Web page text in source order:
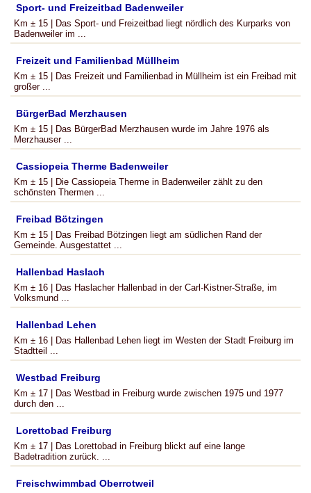
Sport- und Freizeitbad Badenweiler
Km ± 15 | Das Sport- und Freizeitbad liegt nördlich des Kurparks von
Badenweiler im ...
Freizeit und Familienbad Müllheim
Km ± 15 | Das Freizeit und Familienbad in Müllheim ist ein Freibad mit
großer ...
BürgerBad Merzhausen
Km ± 15 | Das BürgerBad Merzhausen wurde im Jahre 1976 als
Merzhauser ...
Cassiopeia Therme Badenweiler
Km ± 15 | Die Cassiopeia Therme in Badenweiler zählt zu den
schönsten Thermen ...
Freibad Bötzingen
Km ± 15 | Das Freibad Bötzingen liegt am südlichen Rand der
Gemeinde. Ausgestattet ...
Hallenbad Haslach
Km ± 16 | Das Haslacher Hallenbad in der Carl-Kistner-Straße, im
Volksmund ...
Hallenbad Lehen
Km ± 16 | Das Hallenbad Lehen liegt im Westen der Stadt Freiburg im
Stadtteil ...
Westbad Freiburg
Km ± 17 | Das Westbad in Freiburg wurde zwischen 1975 und 1977
durch den ...
Lorettobad Freiburg
Km ± 17 | Das Lorettobad in Freiburg blickt auf eine lange
Badetradition zurück. ...
Freischwimmbad Oberrotweil